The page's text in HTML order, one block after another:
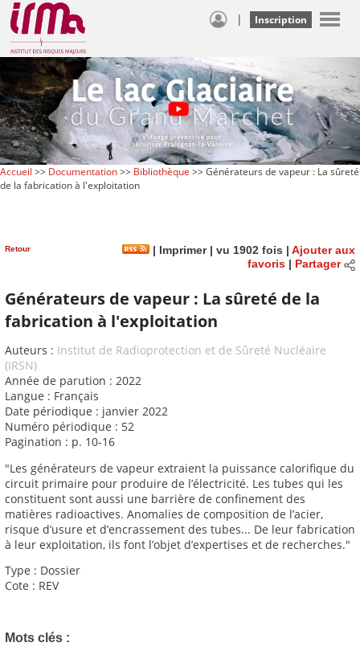
| Inscription
Accueil >> Documentation>> Bibliothèque >> Générateurs de vapeur : La sûreté
de la fabrication à l'exploitation
Retour | Imprimer| vu 1902 fois | Ajouter aux
favoris| Partager
Générateurs de vapeur : La sûreté de la
fabrication à l'exploitation
Auteurs : Institut de Radioprotection et de Sûreté Nucléaire
(IRSN)
Année de parution : 2022
Langue : Français
Date périodique : janvier 2022
Numéro périodique : 52
Pagination : p. 10-16
"Les générateurs de vapeur extraient la puissance calorifique du
circuit primaire pour produire de l’électricité. Les tubes qui les
constituent sont aussi une barrière de confinement des
matières radioactives. Anomalies de composition de l’acier,
risque d’usure et d’encrassement des tubes... De leur fabrication
à leur exploitation, ils font l’objet d’expertises et de recherches."
Type : Dossier
Cote : REV
Mots clés :